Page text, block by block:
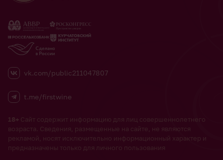
vk.com/public211047807
t.me/firstwine
18+ Сайт содержит информацию для лиц совершеннолетнего
возраста. Сведения, размещенные на сайте, не являются
рекламой, носят исключительно информационный характер и
предназначены только для личного пользования